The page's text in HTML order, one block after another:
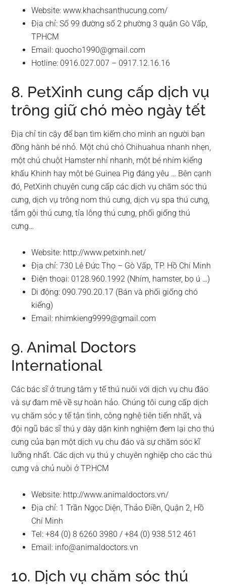
Website: www.khachsanthucung.com/
Địa chỉ: Số 99 đường số 2 phường 3 quận Gò Vấp,
TPHCM
Email:quocho1990@gmail.com
Hotline: 0916.027.007 – 0917.12.16.16
8. PetXinh cung cấp dịch vụ
trông giữ chó mèo ngày tết
Địa chỉ tin cậy để bạn tìm kiếm cho mình an người bạn
đồng hành bé nhỏ. Một chú chó Chihuahua nhanh nhẹn,
một chú chuột Hamster nhí nhanh, một bé nhím kiểng
khấu Khinh hay một bé Guinea Pig đáng yêu … Bên cạnh
đó, PetXinh chuyên cung cấp các dịch vụ chăm sóc thú
cưng, dịch vụ trông nom thú cưng, dịch vụ spa thú cưng,
tắm gội thú cưng, tỉa lông thú cưng, phối giống thú
cưng…
Website: http://www.petxinh.net/
Địa chỉ: 730 Lê Đức Thọ – Gò Vấp, TP. Hồ Chí Minh
Điện thoại: 0128.960.1992 (Nhím, hamster, bọ ú …)
Di động: 090.790.20.17 (Bán và phối giống chó
kiểng)
Email: nhimkieng9999@gmail.com
9. Animal Doctors
International
Các bác sĩ ở trung tâm y tế thú nuôi với dịch vụ chu đáo
và sự đam mê về sự hoàn hảo. Chúng tôi cung cấp dịch
vụ chăm sóc y tế tận tình, công nghệ tiên tiến nhất, và
đội ngũ bác sĩ thú y dày dặn kinh nghiệm đem lại cho thú
cưng của bạn một dịch vụ chu đáo và sự chăm sóc kĩ
lưỡng nhất. Các dịch vụ thú y chuyên nghiệp cho các thú
cưng và chủ nuôi ở TP.HCM
Website: http://www.animaldoctors.vn/
Địa chỉ: 1 Trần Ngọc Diện, Thảo Điền, Quận 2, Hồ
Chí Minh
Tel: +84 (0) 8 6260 3980 / +84 (0) 938 512 461
Email: info@animaldoctors.vn
10. Dịch vụ chăm sóc thú